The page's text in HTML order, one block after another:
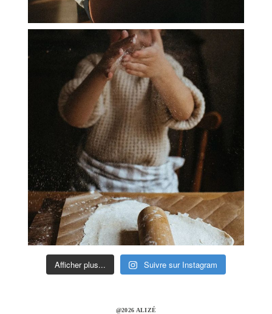
Afficher plus... Suivre sur Instagram
@2026 ALIZÉ